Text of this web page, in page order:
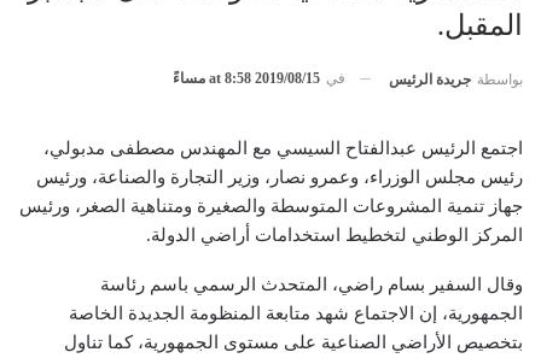
المقبل.
بواسطة جريدة الرئيس في 2019/08/15 at 8:58 مساءً
اجتمع الرئيس عبدالفتاح السيسي مع المهندس مصطفى مدبولي،
رئيس مجلس الوزراء، وعمرو نصار، وزير التجارة والصناعة، ورئيس
جهاز تنمية المشروعات المتوسطة والصغيرة ومتناهية الصغر، ورئيس
المركز الوطني لتخطيط استخدامات أراضي الدولة.
وقال السفير بسام راضي، المتحدث الرسمي باسم رئاسة
الجمهورية، إن الاجتماع شهد متابعة المنظومة الجديدة الخاصة
بتخصيص الأراضي الصناعية على مستوى الجمهورية، كما تناول